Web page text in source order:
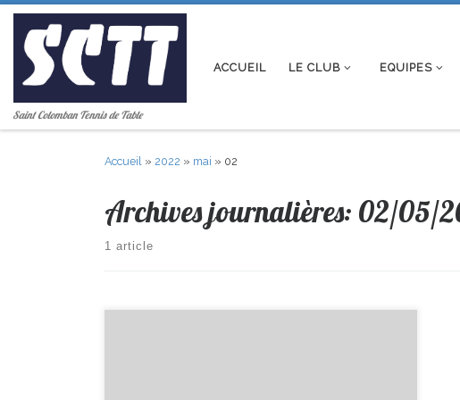
Passer au contenu
Saint Colomban Tennis de Table
ACCUEIL LE CLUB EQUIPES
Accueil » 2022 » mai » 02
Archives journalières: 02/05/
1 article